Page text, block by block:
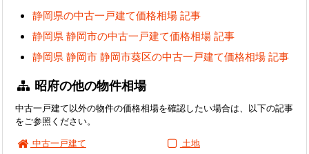
静岡県の中古一戸建て価格相場 記事
静岡県 静岡市の中古一戸建て価格相場 記事
静岡県 静岡市 静岡市葵区の中古一戸建て価格相場 記事
昭府の他の物件相場
中古一戸建て以外の物件の価格相場を確認したい場合は、以下の記事
をご参照ください。
中古一戸建て
土地